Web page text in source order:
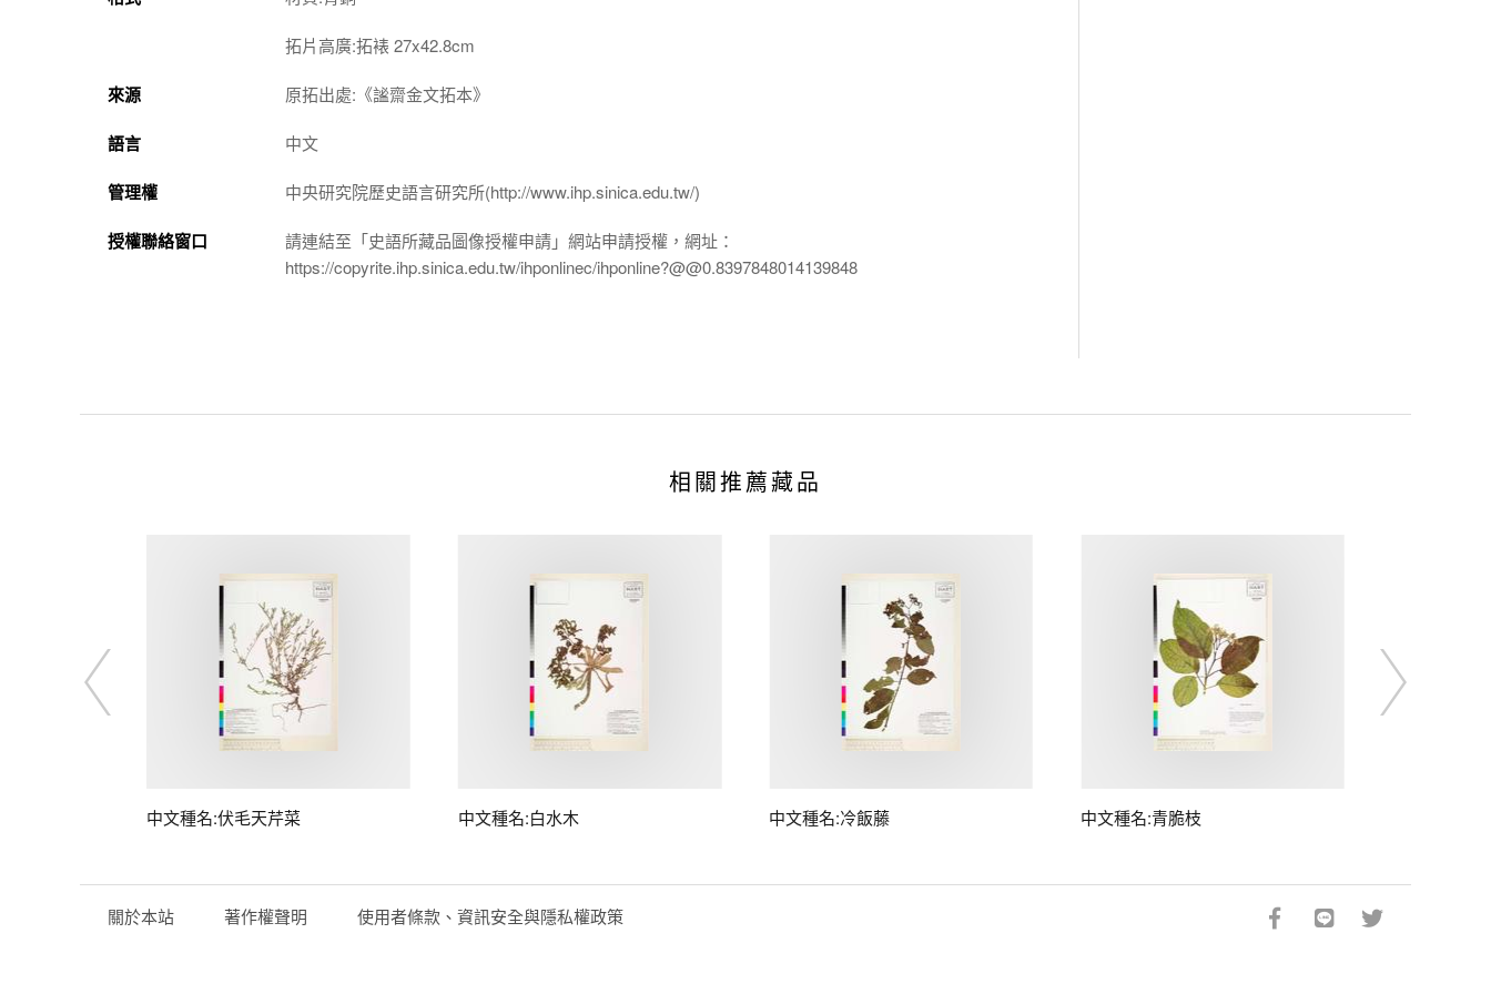
拓片高廣:拓裱 27x42.8cm
來源 原拓出處:《謐齋金文拓本》
語言 中文
管理權 中央研究院歷史語言研究所(http://www.ihp.sinica.edu.tw/)
授權聯絡窗口
請連結至「史語所藏品圖像授權申請」網站申請授權，網址：
https://copyrite.ihp.sinica.edu.tw/ihponlinec/ihponline?@@0.8397848014139848
相關推薦藏品
中文種名:伏毛天芹菜 中文種名:白水木 中文種名:冷飯藤 中文種名:青脆枝
關於本站 著作權聲明 使用者條款、資訊安全與隱私權政策